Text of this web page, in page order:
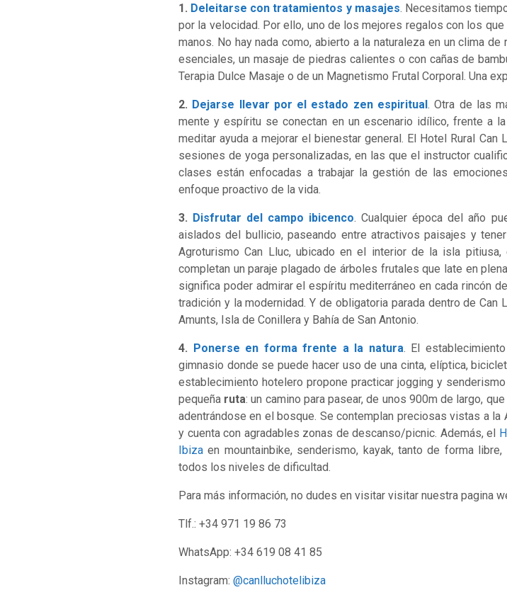
1. Deleitarse con tratamientos y masajes. Necesitamos
por la velocidad. Por ello, uno de los mejores regalos con los
manos. No hay nada como, abierto a la naturaleza en un clima
esenciales, un masaje de piedras calientes o con cañas de
Terapia Dulce Masaje o de un Magnetismo Frutal Corporal. Una
2. Dejarse llevar por el estado zen espiritual. Otra de las
mente y espíritu se conectan en un escenario idílico, frente a
meditar ayuda a mejorar el bienestar general. El Hotel Rural
sesiones de yoga personalizadas, en las que el instructor
clases están enfocadas a trabajar la gestión de las
enfoque proactivo de la vida.
3. Disfrutar del campo ibicenco. Cualquier época del año
aislados del bullicio, paseando entre atractivos paisajes y
Agroturismo Can Lluc, ubicado en el interior de la isla
completan un paraje plagado de árboles frutales que late en
significa poder admirar el espíritu mediterráneo en cada rincón
tradición y la modernidad. Y de obligatoria parada dentro de Can
Amunts, Isla de Conillera y Bahía de San Antonio.
4. Ponerse en forma frente a la natura. El
gimnasio donde se puede hacer uso de una cinta, elíptica,
establecimiento hotelero propone practicar jogging y
pequeña ruta: un camino para pasear, de unos 900m de largo,
adentrándose en el bosque. Se contemplan preciosas vistas a la
y cuenta con agradables zonas de descanso/picnic. Además, el
Ibiza en mountainbike, senderismo, kayak, tanto de forma
todos los niveles de dificultad.
Para más información, no dudes en visitar visitar nuestra pagina
Tlf.: +34 971 19 86 73
WhatsApp: +34 619 08 41 85
Instagram: @canlluchotelibiza